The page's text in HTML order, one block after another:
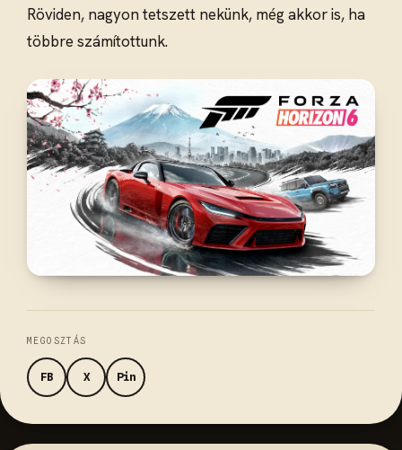
Röviden, nagyon tetszett nekünk, még akkor is, ha
többre számítottunk.
MEGOSZTÁS
FB X Pin